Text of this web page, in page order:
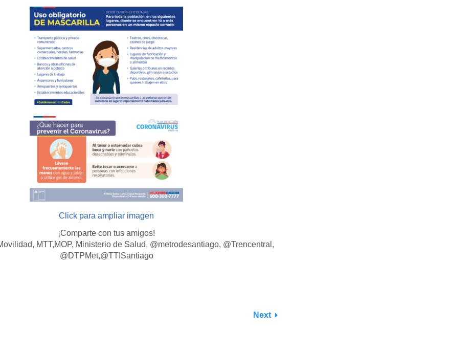
Click para ampliar imagen
¡Comparte con tus amigos!
MTT,MOP, Ministerio de Salud, @metrodesantiago, @Trencentral,
@DTPMet,@TTISantiago
Next